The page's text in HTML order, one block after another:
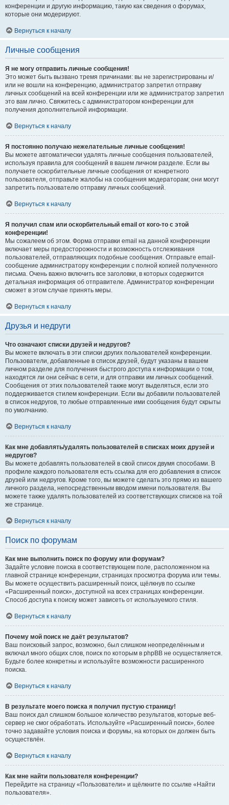
конференции и другую информацию, такую как сведения о форумах,
которые они модерируют.
Вернуться к началу
Личные сообщения
Я не могу отправить личные сообщения!
Это может быть вызвано тремя причинами: вы не зарегистрированы и/
или не вошли на конференцию, администратор запретил отправку
личных сообщений на всей конференции или же администратор запретил
это вам лично. Свяжитесь с администратором конференции для
получения дополнительной информации.
Вернуться к началу
Я постоянно получаю нежелательные личные сообщения!
Вы можете автоматически удалять личные сообщения пользователей,
используя правила для сообщений в вашем личном разделе. Если вы
получаете оскорбительные личные сообщения от конкретного
пользователя, отправьте жалобы на сообщения модераторам; они могут
запретить пользователю отправку личных сообщений.
Вернуться к началу
Я получил спам или оскорбительный email от кого-то с этой
конференции!
Мы сожалеем об этом. Форма отправки email на данной конференции
включает меры предосторожности и возможность отслеживания
пользователей, отправляющих подобные сообщения. Отправьте email-
сообщение администратору конференции с полной копией полученного
письма. Очень важно включить все заголовки, в которых содержится
детальная информация об отправителе. Администратор конференции
сможет в этом случае принять меры.
Вернуться к началу
Друзья и недруги
Что означают списки друзей и недругов?
Вы можете включать в эти списки других пользователей конференции.
Пользователи, добавленные в список друзей, будут указаны в вашем
личном разделе для получения быстрого доступа к информации о том,
находятся ли они сейчас в сети, и для отправки им личных сообщений.
Сообщения от этих пользователей также могут выделяться, если это
поддерживается стилем конференции. Если вы добавили пользователей
в список недругов, то любые отправленные ими сообщения будут скрыты
по умолчанию.
Вернуться к началу
Как мне добавлять/удалять пользователей в списках моих друзей и
недругов?
Вы можете добавлять пользователей в свой список двумя способами. В
профиле каждого пользователя есть ссылка для его добавления в список
друзей или недругов. Кроме того, вы можете сделать это прямо из вашего
личного раздела, непосредственным вводом имени пользователя. Вы
можете также удалять пользователей из соответствующих списков на той
же странице.
Вернуться к началу
Поиск по форумам
Как мне выполнить поиск по форуму или форумам?
Задайте условие поиска в соответствующем поле, расположенном на
главной странице конференции, страницах просмотра форума или темы.
Вы можете осуществить расширенный поиск, щёлкнув по ссылке
«Расширенный поиск», доступной на всех страницах конференции.
Способ доступа к поиску может зависеть от используемого стиля.
Вернуться к началу
Почему мой поиск не даёт результатов?
Ваш поисковый запрос, возможно, был слишком неопределённым и
включал много общих слов, поиск по которым в phpBB не осуществляется.
Будьте более конкретны и используйте возможности расширенного
поиска.
Вернуться к началу
В результате моего поиска я получил пустую страницу!
Ваш поиск дал слишком большое количество результатов, которые веб-
сервер не смог обработать. Используйте «Расширенный поиск», более
точно задавайте условия поиска и форумы, на которых он должен быть
осуществлён.
Вернуться к началу
Как мне найти пользователя конференции?
Перейдите на страницу «Пользователи» и щёлкните по ссылке «Найти
пользователя».